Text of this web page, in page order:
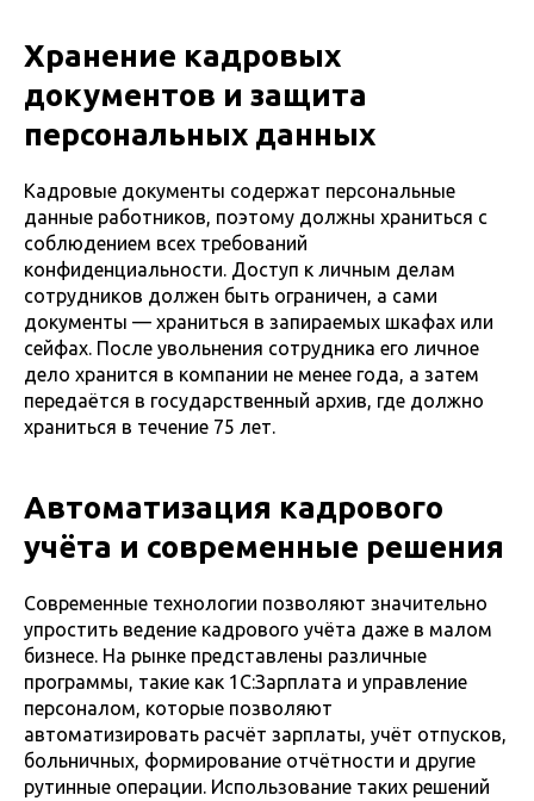
Хранение кадровых
документов и защита
персональных данных
Кадровые документы содержат персональные
данные работников, поэтому должны храниться с
соблюдением всех требований
конфиденциальности. Доступ к личным делам
сотрудников должен быть ограничен, а сами
документы — храниться в запираемых шкафах или
сейфах. После увольнения сотрудника его личное
дело хранится в компании не менее года, а затем
передаётся в государственный архив, где должно
храниться в течение 75 лет.
Автоматизация кадрового
учёта и современные решения
Современные технологии позволяют значительно
упростить ведение кадрового учёта даже в малом
бизнесе. На рынке представлены различные
программы, такие как 1С:Зарплата и управление
персоналом, которые позволяют
автоматизировать расчёт зарплаты, учёт отпусков,
больничных, формирование отчётности и другие
рутинные операции. Использование таких решений